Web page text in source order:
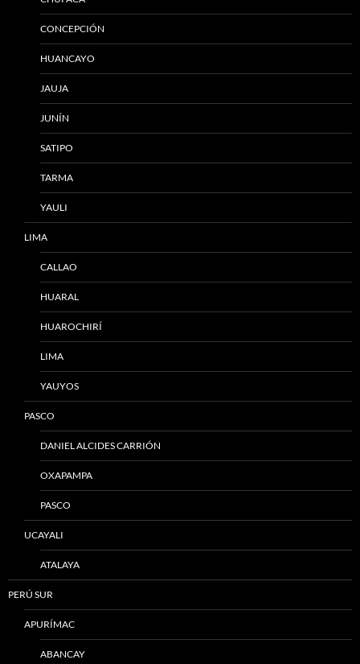
CONCEPCIÓN
HUANCAYO
JAUJA
JUNÍN
SATIPO
TARMA
YAULI
LIMA
CALLAO
HUARAL
HUAROCHIRÍ
LIMA
YAUYOS
PASCO
DANIEL ALCIDES CARRIÓN
OXAPAMPA
PASCO
UCAYALI
ATALAYA
PERÚ SUR
APURÍMAC
ABANCAY